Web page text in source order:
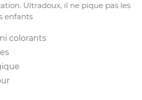
Ultradoux, il ne pique pas les
enfants
colorants